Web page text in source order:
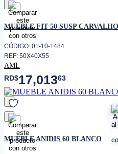
favorito
MUEBLE FIT 50 SUSP CARVALHO
CÓDIGO: 01-10-1484
REF: 50X40X55
AML
RD$17,01363
favorito
MUEBLE ANIDIS 60 BLANCO